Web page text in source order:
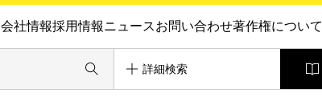
会社情報採用情報ニュースお問い合わせ著作権について
詳細検索